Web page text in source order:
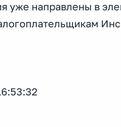
уже направлены в